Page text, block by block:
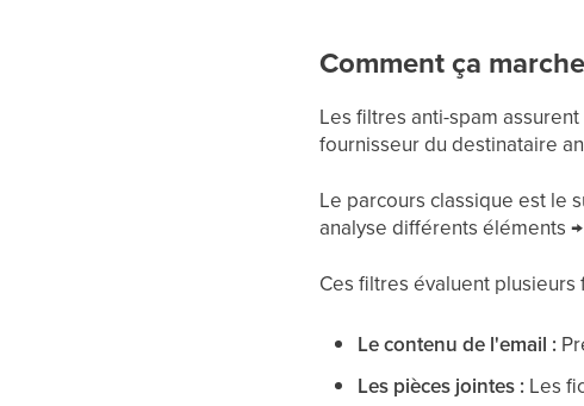
Comment ça
Les filtres anti-spam
fournisseur du destinataire
Le parcours classique est le
analyse différents éléments
Ces filtres évaluent
Le contenu de l'email :
Les pièces jointes : Les